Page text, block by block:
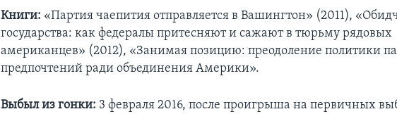
Книги: «Партия чаепития отправляется в Вашингтон» (2011),
государства: как федералы притесняют и сажают в тюрьму рядовых
американцев» (2012), «Занимая позицию: преодоление политики
предпочтений ради объединения Америки».
Выбыл из гонки: 3 февраля 2016, после проигрыша на первичных